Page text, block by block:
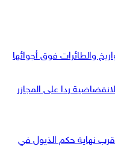
والطائرات فوق أجوائها
ردا على المجازر
نهاية حكم الذيول في